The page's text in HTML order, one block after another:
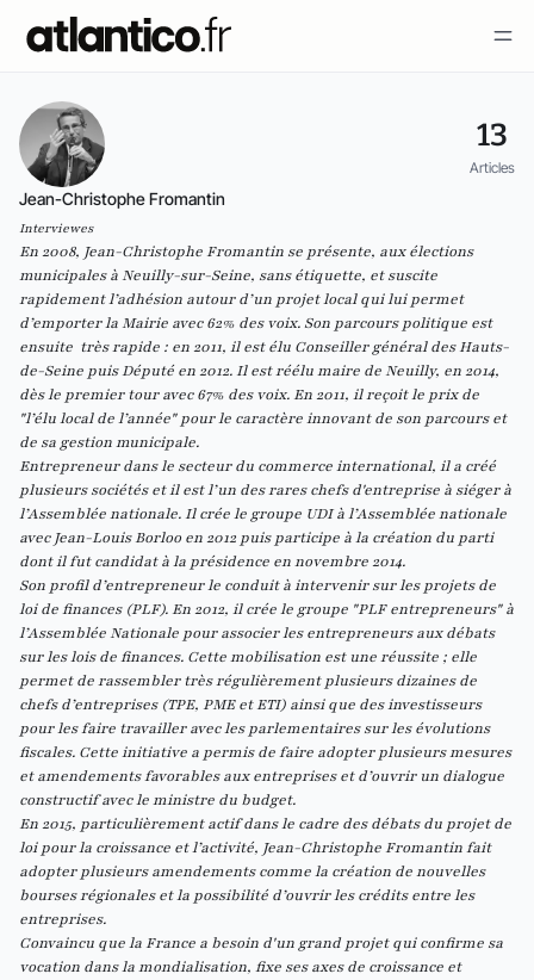
13
Articles
Jean-Christophe Fromantin
Interviewes
En 2008, Jean-Christophe Fromantin se présente, aux élections
municipales à Neuilly-sur-Seine, sans étiquette, et suscite
rapidement l’adhésion autour d’un projet local qui lui permet
d’emporter la Mairie avec 62% des voix. Son parcours politique est
ensuite très rapide : en 2011, il est élu Conseiller général des Hauts-
de-Seine puis Député en 2012. Il est réélu maire de Neuilly, en 2014,
dès le premier tour avec 67% des voix. En 2011, il reçoit le prix de
"l’élu local de l’année" pour le caractère innovant de son parcours et
de sa gestion municipale.
Entrepreneur dans le secteur du commerce international, il a créé
plusieurs sociétés et il est l’un des rares chefs d'entreprise à siéger à
l’Assemblée nationale. Il crée le groupe UDI à l’Assemblée nationale
avec Jean-Louis Borloo en 2012 puis participe à la création du parti
dont il fut candidat à la présidence en novembre 2014.
Son profil d’entrepreneur le conduit à intervenir sur les projets de
loi de finances (PLF). En 2012, il crée le groupe "PLF entrepreneurs" à
l’Assemblée Nationale pour associer les entrepreneurs aux débats
sur les lois de finances. Cette mobilisation est une réussite ; elle
permet de rassembler très régulièrement plusieurs dizaines de
chefs d’entreprises (TPE, PME et ETI) ainsi que des investisseurs
pour les faire travailler avec les parlementaires sur les évolutions
fiscales. Cette initiative a permis de faire adopter plusieurs mesures
et amendements favorables aux entreprises et d’ouvrir un dialogue
constructif avec le ministre du budget.
En 2015, particulièrement actif dans le cadre des débats du projet de
loi pour la croissance et l’activité, Jean-Christophe Fromantin fait
adopter plusieurs amendements comme la création de nouvelles
bourses régionales et la possibilité d’ouvrir les crédits entre les
entreprises.
Convaincu que la France a besoin d'un grand projet qui confirme sa
vocation dans la mondialisation, fixe ses axes de croissance et